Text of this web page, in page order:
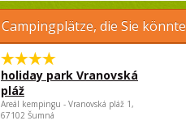
Campingplätze, die Sie
holiday park Vranovská
pláž
Areál kempingu - Vranovská pláž 1,
67102 Šumná